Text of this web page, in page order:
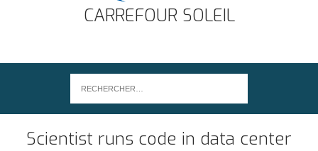
CARREFOUR SOLEIL
Scientist runs code in data center